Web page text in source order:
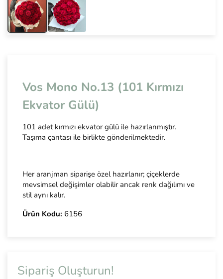
Vos Mono No.13 (101 Kırmızı
Ekvator Gülü)
101 adet kırmızı ekvator gülü ile hazırlanmıştır.
Taşıma çantası ile birlikte gönderilmektedir.
Her aranjman siparişe özel hazırlanır; çiçeklerde
mevsimsel değişimler olabilir ancak renk dağılımı ve
stil aynı kalır.
Ürün Kodu: 6156
Sipariş Oluşturun!